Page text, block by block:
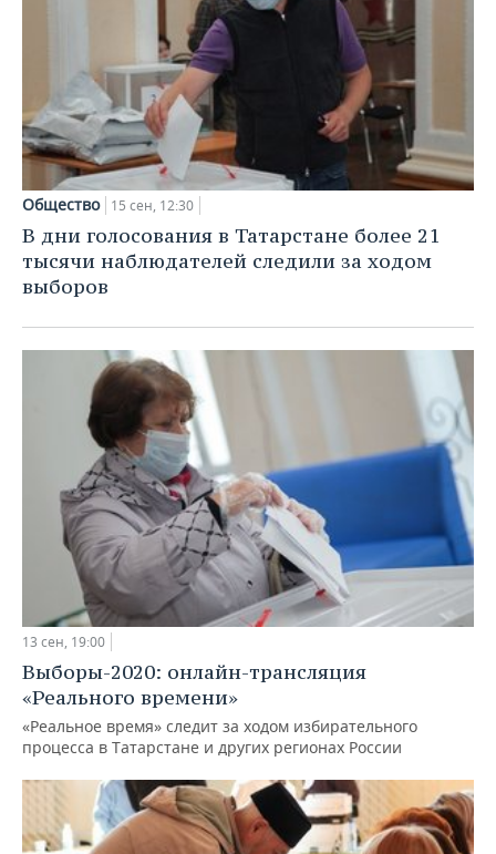
Общество 15 сен, 12:30
В дни голосования в Татарстане более 21
тысячи наблюдателей следили за ходом
выборов
13 сен, 19:00
Выборы-2020: онлайн-трансляция
«Реального времени»
«Реальное время» следит за ходом избирательного
процесса в Татарстане и других регионах России